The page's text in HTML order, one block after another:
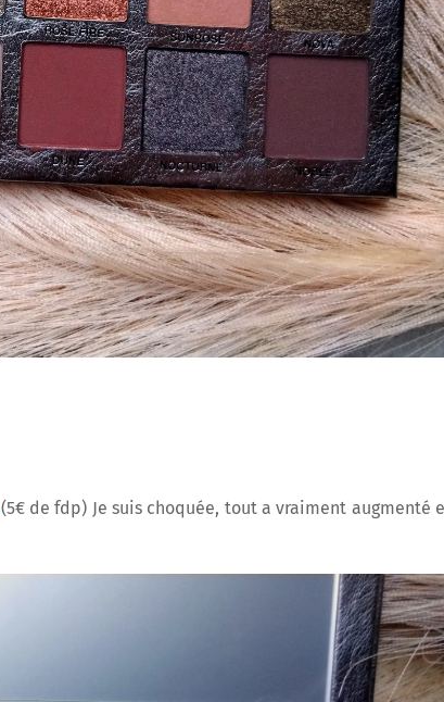
(5€ de fdp) Je suis choquée, tout a vraiment augmenté